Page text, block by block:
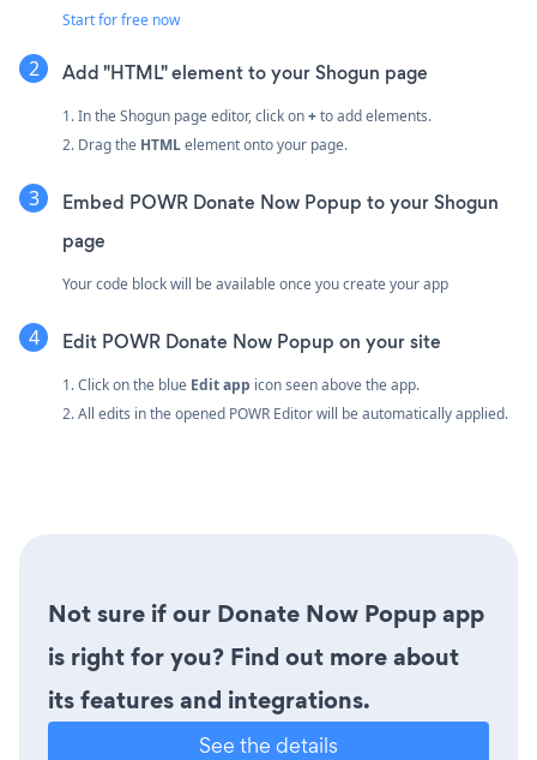
Start for free now
Add "HTML" element to your Shogun page
1. In the Shogun page editor, click on+to add elements.
2. Drag the HTMLelement onto your page.
Embed POWR Donate Now Popup to your Shogun
page
Your code block will be available once you create your app
Edit POWR Donate Now Popup on your site
1. Click on the blue Edit app icon seen above the app.
2. All edits in the opened POWR Editor will be automatically applied.
Not sure if our Donate Now Popup app
is right for you? Find out more about
its features and integrations.
See the details